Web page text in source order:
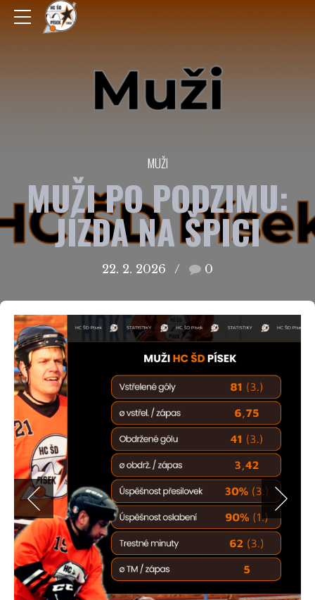
MUŽI
MUŽI PO PODZIMU:
JÍZDA NA ŠPICI
22. 2. 2026 0